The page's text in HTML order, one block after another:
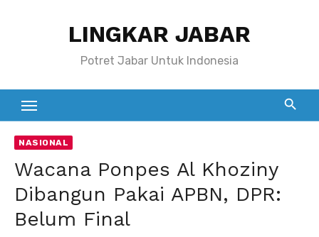
LINGKAR JABAR
Potret Jabar Untuk Indonesia
NASIONAL
Wacana Ponpes Al Khoziny
Dibangun Pakai APBN, DPR:
Belum Final